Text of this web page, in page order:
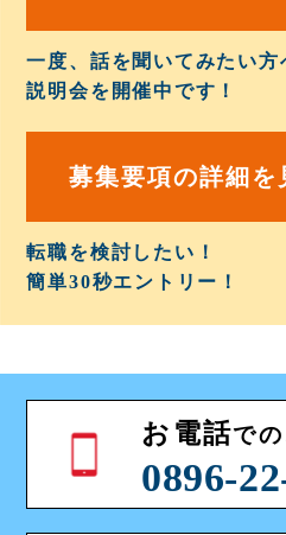
一度、話を聞いてみたい方
説明会を開催中です！
募集要項の詳細を
転職を検討したい！
簡単30秒エントリー！
お電話で
0896-